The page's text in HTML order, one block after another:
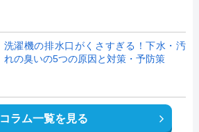
洗濯機の排水口がくさすぎる！下水・汚
れの臭いの5つの原因と対策・予防策
コラム一覧を見る